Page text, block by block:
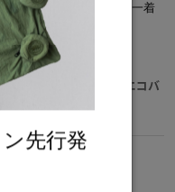
と機能性を兼ね備えた一着
リジナルポケッタブルエコバ
第終了となります。
先行発